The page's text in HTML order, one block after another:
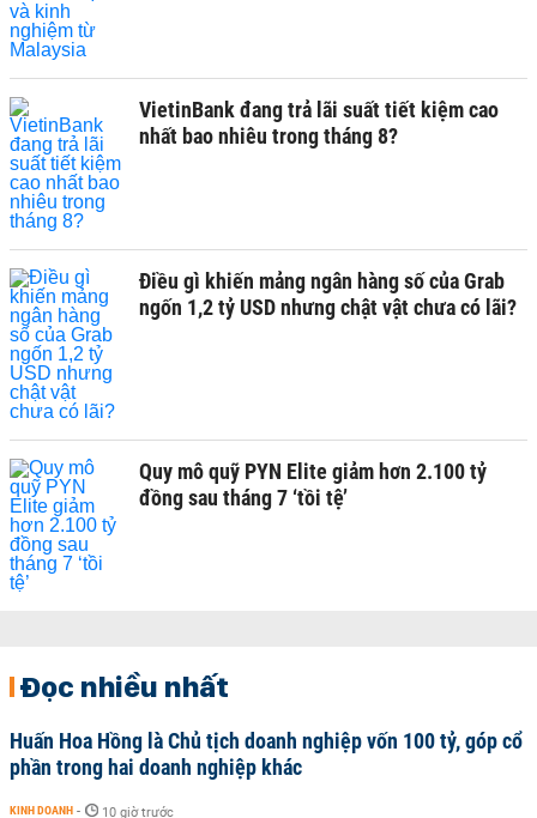
VietinBank đang trả lãi suất tiết kiệm cao
nhất bao nhiêu trong tháng 8?
Điều gì khiến mảng ngân hàng số của Grab
ngốn 1,2 tỷ USD nhưng chật vật chưa có lãi?
Quy mô quỹ PYN Elite giảm hơn 2.100 tỷ
đồng sau tháng 7 ‘tồi tệ’
Đọc nhiều nhất
Huấn Hoa Hồng là Chủ tịch doanh nghiệp vốn 100 tỷ, góp cổ
phần trong hai doanh nghiệp khác
KINH DOANH - 10 giờ trước